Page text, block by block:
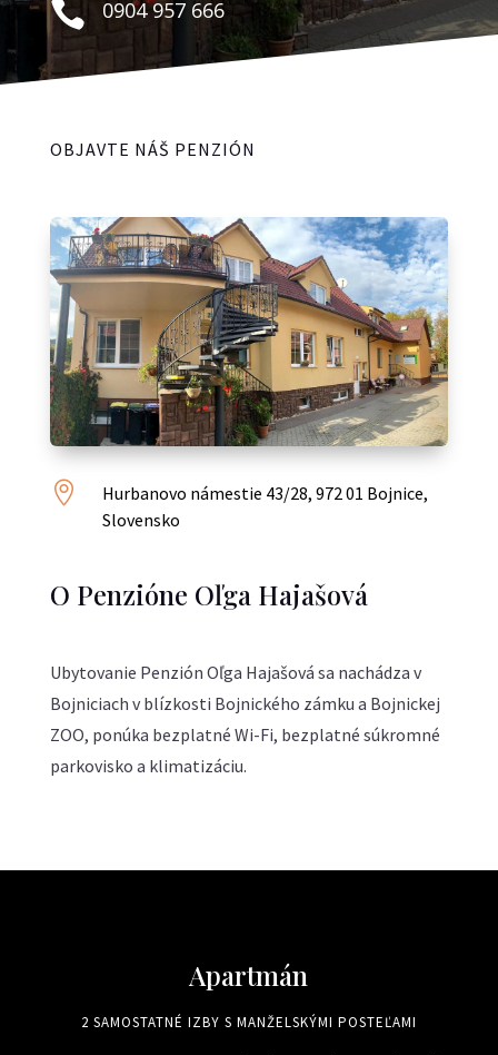
 0904 957 666
OBJAVTE NÁŠ PENZIÓN

Hurbanovo námestie 43/28, 972 01 Bojnice,
Slovensko
O Penzióne Oľga Hajašová
Ubytovanie Penzión Oľga Hajašová sa nachádza v
Bojniciach v blízkosti Bojnického zámku a Bojnickej
ZOO, ponúka bezplatné Wi-Fi, bezplatné súkromné
parkovisko a klimatizáciu.
Apartmán
2 SAMOSTATNÉ IZBY S MANŽELSKÝMI POSTEĽAMI